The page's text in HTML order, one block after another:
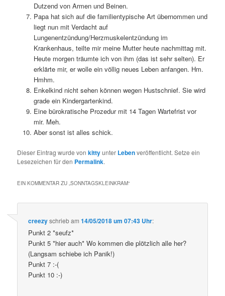
Dutzend von Armen und Beinen.
Papa hat sich auf die familientypische Art übernommen und
liegt nun mit Verdacht auf
Lungenentzündung/Herzmuskelentzündung im
Krankenhaus, teilte mir meine Mutter heute nachmittag mit.
Heute morgen träumte ich von ihm (das ist sehr selten). Er
erklärte mir, er wolle ein völlig neues Leben anfangen. Hm.
Hmhm.
Enkelkind nicht sehen können wegen Hustschnief. Sie wird
grade ein Kindergartenkind.
Eine bürokratische Prozedur mit 14 Tagen Wartefrist vor
mir. Meh.
Aber sonst ist alles schick.
Dieser Eintrag wurde vonkittyunter Lebenveröffentlicht. Setze ein
Lesezeichen für den Permalink.
EIN KOMMENTAR ZU „SONNTAGSKLEINKRAM“
creezyschriebam14/05/2018 um 07:43 Uhr:
Punkt 2 *seufz*
Punkt 5 *hier auch* Wo kommen die plötzlich alle her?
(Langsam schiebe ich Panik!)
Punkt 7 :-(
Punkt 10 :-)